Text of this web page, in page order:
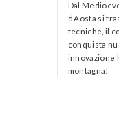
Dal
d’Aosta si
tecniche, il
conquista
innovazione
montagna!